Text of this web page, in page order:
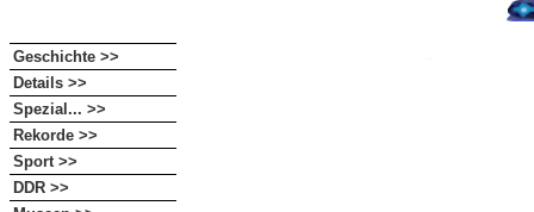
Geschichte >>
Details >>
Spezial... >>
Rekorde >>
Sport >>
DDR >>